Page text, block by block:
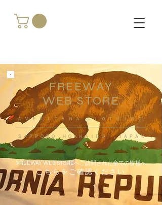
FREEWAY
WEB STORE
​ＡＭＥＲＩＣＡＮＡ ＣＬＯＴＨＩＮＧ
ＳＡＰＰＯＲＯ ＨＯＫＫＡＩＤＯ ，ＪＡＰＡＮ
FREEWAY WEB STOREへご訪問された全ての皆様へ
こちらをご確認ください